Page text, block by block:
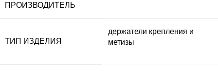
ПРОИЗВОДИТЕЛЬ
ТИП ИЗДЕЛИЯ
держатели крепления и
метизы